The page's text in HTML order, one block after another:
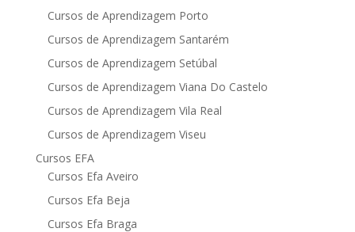
Cursos de Aprendizagem Porto
Cursos de Aprendizagem Santarém
Cursos de Aprendizagem Setúbal
Cursos de Aprendizagem Viana Do Castelo
Cursos de Aprendizagem Vila Real
Cursos de Aprendizagem Viseu
Cursos EFA
Cursos Efa Aveiro
Cursos Efa Beja
Cursos Efa Braga